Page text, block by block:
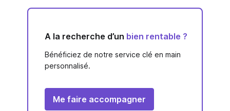
A la recherche d’un bien rentable ?
Bénéficiez de notre service clé en main
personnalisé.
Me faire accompagner